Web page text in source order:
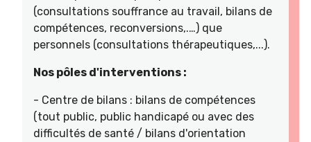
(consultations souffrance au travail, bilans de
compétences, reconversions,.…) que
personnels (consultations thérapeutiques,...).
Nos pôles d'interventions :
- Centre de bilans : bilans de compétences
(tout public, public handicapé ou avec des
difficultés de santé / bilans d'orientation